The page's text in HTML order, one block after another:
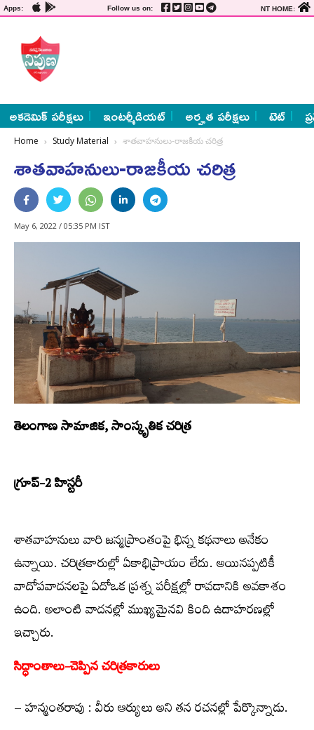
Apps: Follow us on: NT HOME:
అకడెమిక్ పరీక్షలు ఇంటర్మీడియట్ అర్హత పరీక్షలు టెట్
Home Study Material శాతవాహనులు-రాజకీయ చరిత్ర
శాతవాహనులు-రాజకీయ చరిత్ర
May 6, 2022 / 05:35 PM IST
తెలంగాణ సామాజిక, సాంస్కృతిక చరిత్ర
గ్రూప్-2 హిస్టరీ
శాతవాహనులు వారి జన్మప్రాంతంపై భిన్న కథనాలు అనేకం
ఉన్నాయి. చరిత్రకారుల్లో ఏకాభిప్రాయం లేదు. అయినప్పటికీ
వాదోపవాదనలపై ఏదోఒక ప్రశ్న పరీక్షల్లో రావడానికి అవకాశం
ఉంది. అలాంటి వాదనల్లో ముఖ్యమైనవి కింది ఉదాహరణల్లో
ఇచ్చారు.
సిద్ధాంతాలు-చెప్పిన చరిత్రకారులు
– హన్మంతరావు : వీరు ఆర్యులు అని తన రచనల్లో పేర్కొన్నాడు.